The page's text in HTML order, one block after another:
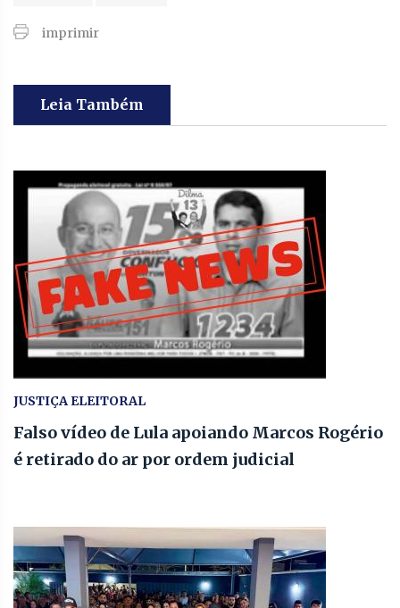
imprimir
Leia Também
JUSTIÇA ELEITORAL
Falso vídeo de Lula apoiando Marcos Rogério
é retirado do ar por ordem judicial